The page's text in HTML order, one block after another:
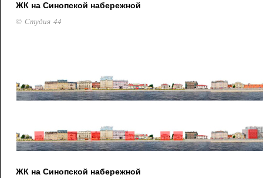
ЖК на Синопской набережной
© Студия 44
ЖК на Синопской набережной